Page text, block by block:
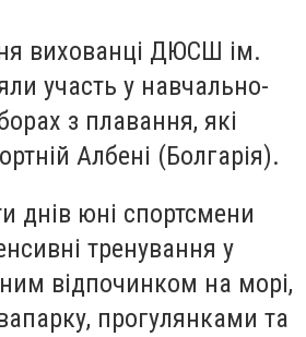
вихованці ДЮСШ ім.
участь у навчально-
з плавання, які
Албені (Болгарія).
днів юні спортсмени
тренування у
відпочинком на морі,
прогулянками та